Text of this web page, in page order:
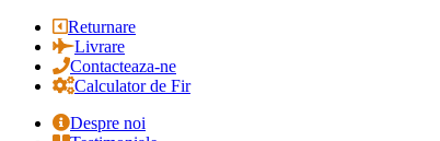
Returnare
Livrare
Contacteaza-ne
Calculator de Fir
Despre noi